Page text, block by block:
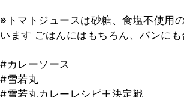
※トマトジュースは砂糖、食塩不使用
います ごはんにはもちろん、パンにも
#カレーソース
#雪若丸
#雪若丸カレーレシピ王決定戦